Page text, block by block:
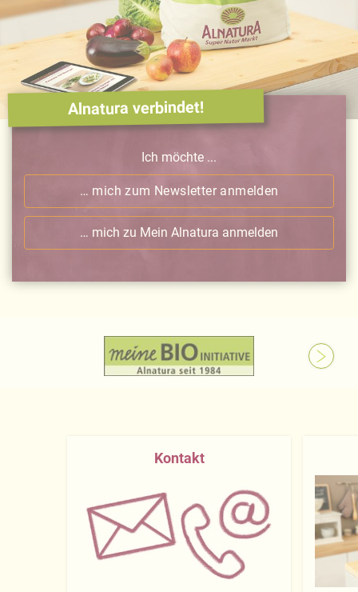
Alnatura verbindet!
Ich möchte ...
… mich zum Newsletter anmelden
… mich zu Mein Alnatura anmelden
Kontakt